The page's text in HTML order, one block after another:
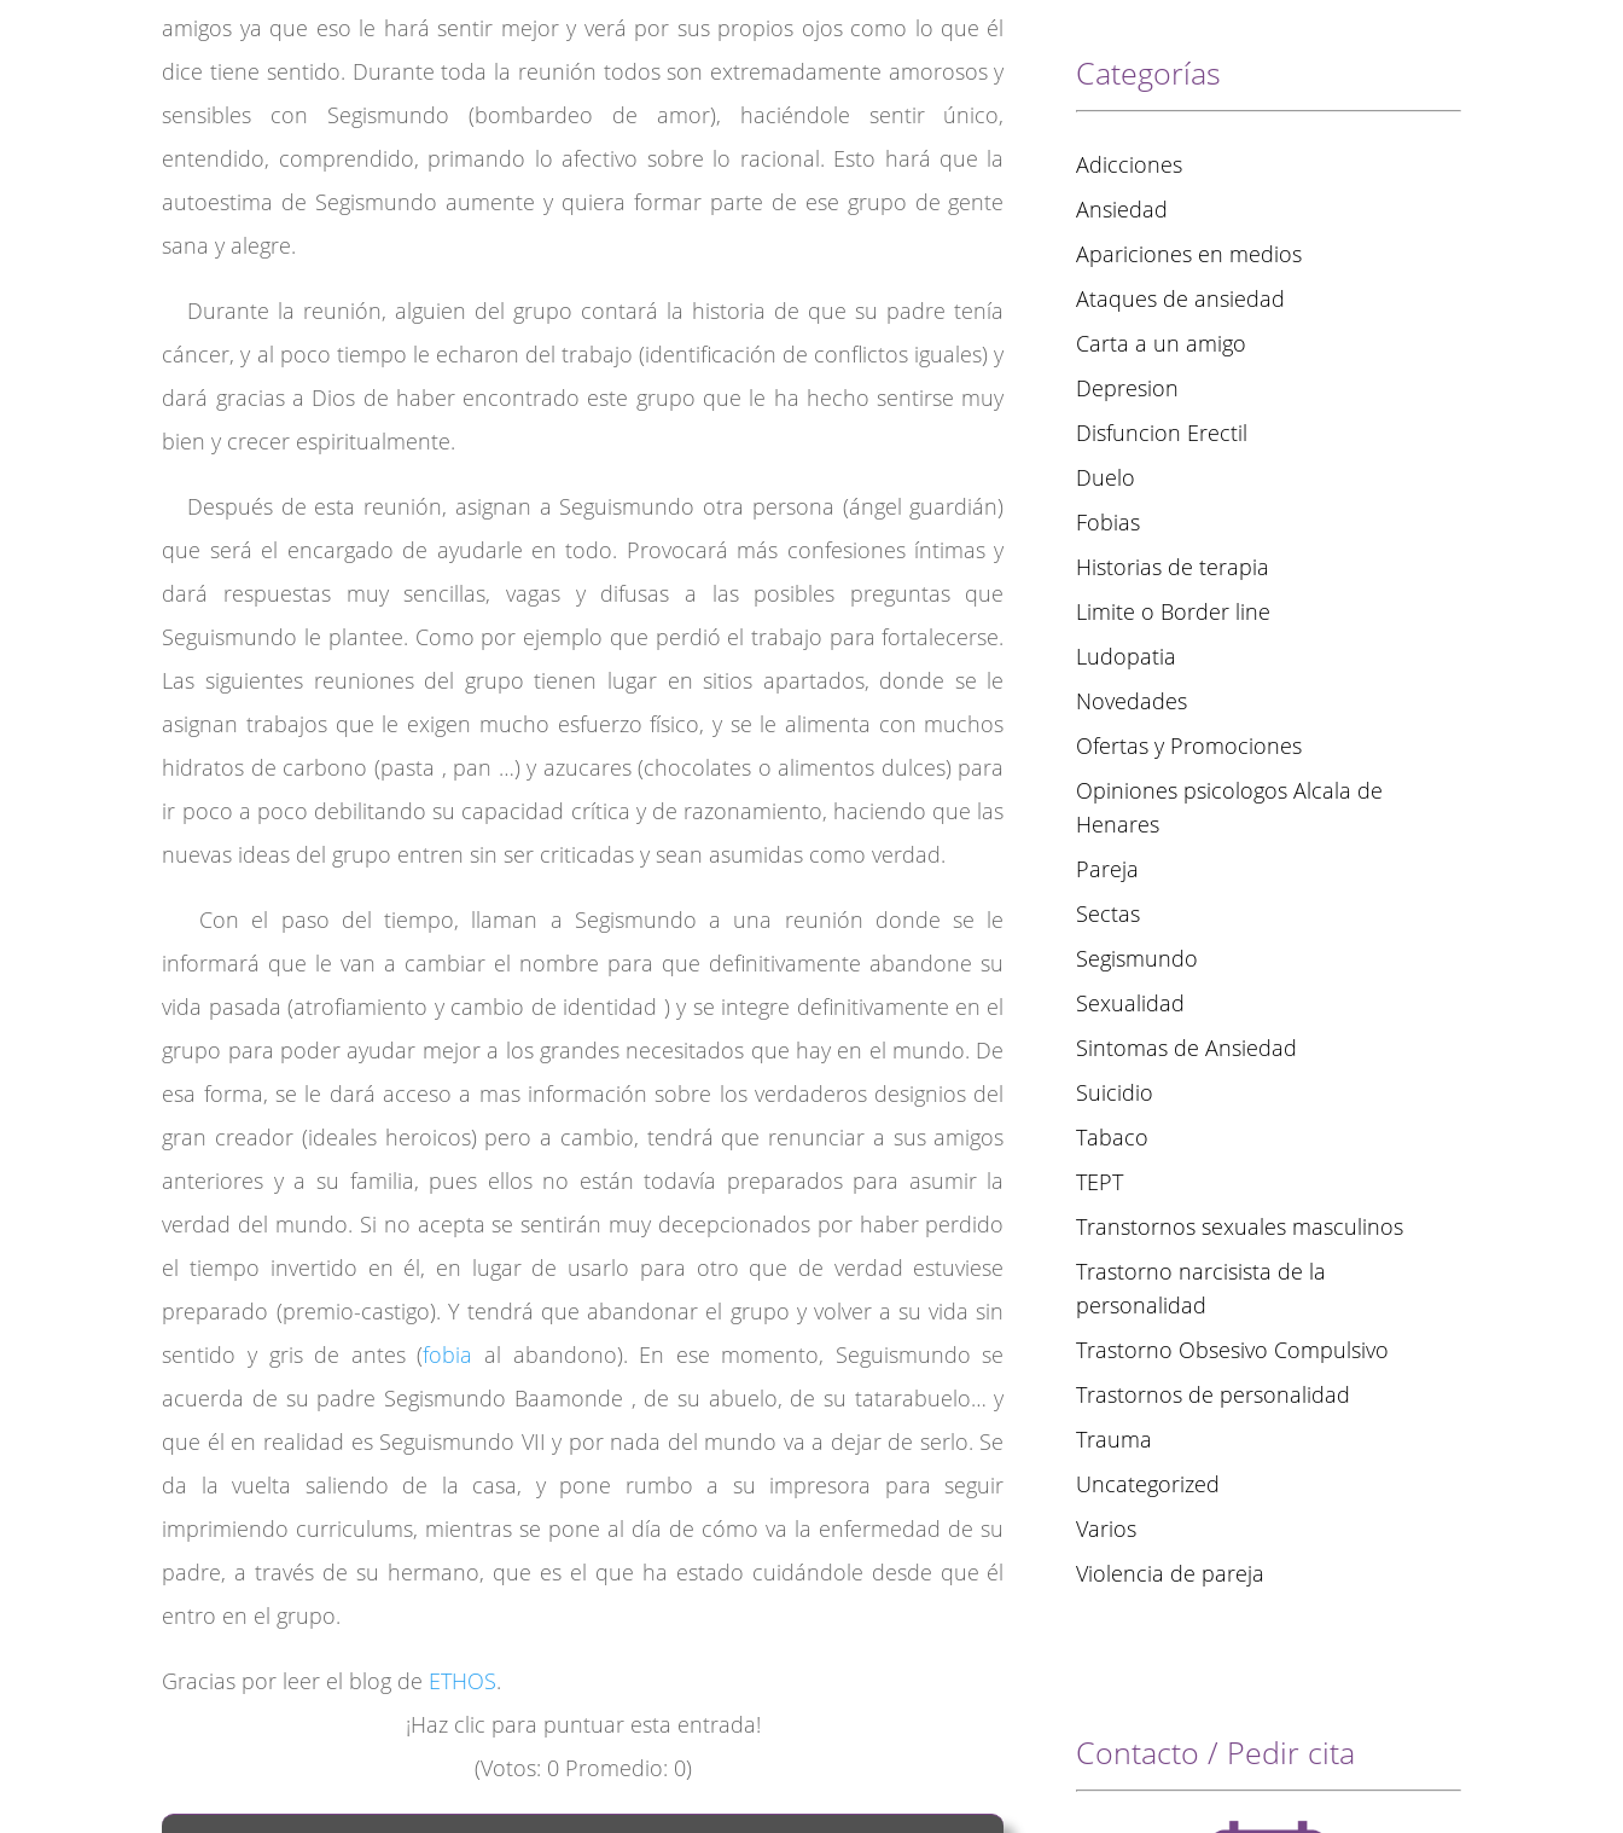
amigos ya que eso le hará sentir mejor y verá por sus propios ojos como lo que él
dice tiene sentido. Durante toda la reunión todos son extremadamente amorosos y
sensibles con Segismundo (bombardeo de amor), haciéndole sentir único,
entendido, comprendido, primando lo afectivo sobre lo racional. Esto hará que la
autoestima de Segismundo aumente y quiera formar parte de ese grupo de gente
sana y alegre.
Durante la reunión, alguien del grupo contará la historia de que su padre tenía
cáncer, y al poco tiempo le echaron del trabajo (identificación de conflictos iguales) y
dará gracias a Dios de haber encontrado este grupo que le ha hecho sentirse muy
bien y crecer espiritualmente.
Después de esta reunión, asignan a Seguismundo otra persona (ángel guardián)
que será el encargado de ayudarle en todo. Provocará más confesiones íntimas y
dará respuestas muy sencillas, vagas y difusas a las posibles preguntas que
Seguismundo le plantee. Como por ejemplo que perdió el trabajo para fortalecerse.
Las siguientes reuniones del grupo tienen lugar en sitios apartados, donde se le
asignan trabajos que le exigen mucho esfuerzo físico, y se le alimenta con muchos
hidratos de carbono (pasta , pan …) y azucares (chocolates o alimentos dulces) para
ir poco a poco debilitando su capacidad crítica y de razonamiento, haciendo que las
nuevas ideas del grupo entren sin ser criticadas y sean asumidas como verdad.
Con el paso del tiempo, llaman a Segismundo a una reunión donde se le
informará que le van a cambiar el nombre para que definitivamente abandone su
vida pasada (atrofiamiento y cambio de identidad ) y se integre definitivamente en el
grupo para poder ayudar mejor a los grandes necesitados que hay en el mundo. De
esa forma, se le dará acceso a mas información sobre los verdaderos designios del
gran creador (ideales heroicos) pero a cambio, tendrá que renunciar a sus amigos
anteriores y a su familia, pues ellos no están todavía preparados para asumir la
verdad del mundo. Si no acepta se sentirán muy decepcionados por haber perdido
el tiempo invertido en él, en lugar de usarlo para otro que de verdad estuviese
preparado (premio-castigo). Y tendrá que abandonar el grupo y volver a su vida sin
sentido y gris de antes (fobia al abandono). En ese momento, Seguismundo se
acuerda de su padre Segismundo Baamonde , de su abuelo, de su tatarabuelo… y
que él en realidad es Seguismundo VII y por nada del mundo va a dejar de serlo. Se
da la vuelta saliendo de la casa, y pone rumbo a su impresora para seguir
imprimiendo curriculums, mientras se pone al día de cómo va la enfermedad de su
padre, a través de su hermano, que es el que ha estado cuidándole desde que él
entro en el grupo.
Gracias por leer el blog de ETHOS.
¡Haz clic para puntuar esta entrada!
(Votos: 0Promedio: 0)
Categorías
Adicciones
Ansiedad
Apariciones en medios
Ataques de ansiedad
Carta a un amigo
Depresion
Disfuncion Erectil
Duelo
Fobias
Historias de terapia
Limite o Border line
Ludopatia
Novedades
Ofertas y Promociones
Opiniones psicologos Alcala de
Henares
Pareja
Sectas
Segismundo
Sexualidad
Sintomas de Ansiedad
Suicidio
Tabaco
TEPT
Transtornos sexuales masculinos
Trastorno narcisista de la
personalidad
Trastorno Obsesivo Compulsivo
Trastornos de personalidad
Trauma
Uncategorized
Varios
Violencia de pareja
Contacto / Pedir cita